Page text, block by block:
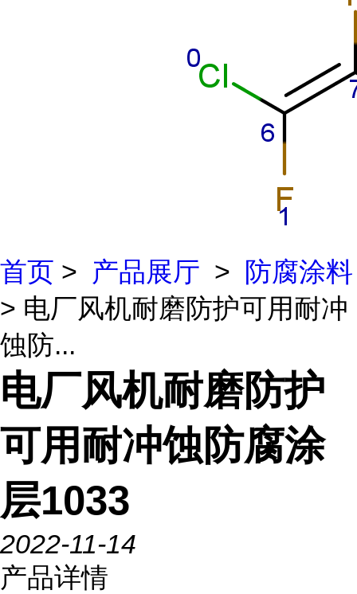
首页 > 产品展厅 >
防腐涂料
> 电厂风机耐磨防护可用耐冲
蚀防...
电厂风机耐磨防护
可用耐冲蚀防腐涂
层1033
2022-11-14
产品详情